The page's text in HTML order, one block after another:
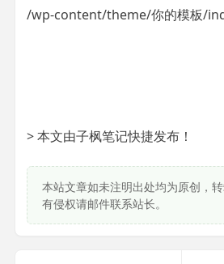
/wp-content/theme/你的模板/
> 本文由子枫笔记快捷发布！
本站文章如未注明出处均为原创，
有侵权请邮件联系站长。